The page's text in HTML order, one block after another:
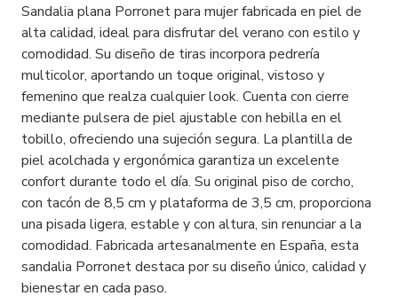
Sandalia plana Porronet para mujer fabricada en piel de
alta calidad, ideal para disfrutar del verano con estilo y
comodidad. Su diseño de tiras incorpora pedrería
multicolor, aportando un toque original, vistoso y
femenino que realza cualquier look. Cuenta con cierre
mediante pulsera de piel ajustable con hebilla en el
tobillo, ofreciendo una sujeción segura. La plantilla de
piel acolchada y ergonómica garantiza un excelente
confort durante todo el día. Su original piso de corcho,
con tacón de 8,5 cm y plataforma de 3,5 cm, proporciona
una pisada ligera, estable y con altura, sin renunciar a la
comodidad. Fabricada artesanalmente en España, esta
sandalia Porronet destaca por su diseño único, calidad y
bienestar en cada paso.